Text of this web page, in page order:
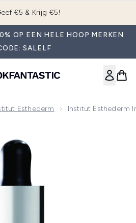
downloaden
OP EEN HELE HOOP MERKEN
SALELF
Esthederm Institut Esthederm